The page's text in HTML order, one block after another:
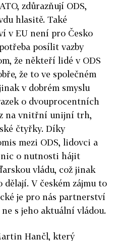
zdůrazňují ODS,
hlasitě. Také
v EU není pro Česko
posílit vazby
že někteří lidé v ODS
že to ve společném
v dobrém smyslu
o dvouprocentních
na vnitřní unijní trh,
čtyřky. Díky
mezi ODS, lidovci a
o nutnosti hájit
vládu, což jinak
V českém zájmu to
je pro nás partnerství
s jeho aktuální vládou.
Hančl, který